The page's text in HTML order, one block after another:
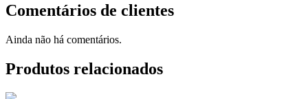
Comentários de clientes
Ainda não há comentários.
Produtos relacionados